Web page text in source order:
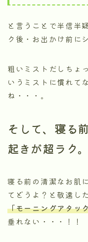
と言うことで半信半
ク後・お出かけ前に
粗いミストだしちょ
いうミストに慣れて
ね・・・。
そして、寝る
起きが超ラク。
寝る前の清潔なお肌
てどうよ？と敬遠し
「モーニングアタッ
垂れない・・・！！